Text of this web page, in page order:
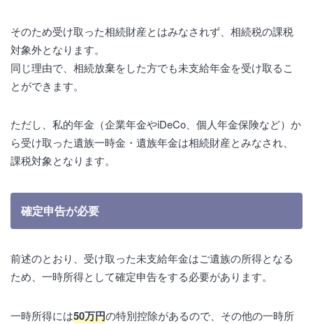
そのため受け取った相続財産とはみなされず、相続税の課税
対象外となります。
同じ理由で、相続放棄をした方でも未支給年金を受け取るこ
とができます。
ただし、私的年金（企業年金やiDeCo、個人年金保険など）か
ら受け取った遺族一時金・遺族年金は相続財産とみなされ、
課税対象となります。
確定申告が必要
前述のとおり、受け取った未支給年金はご遺族の所得となる
ため、一時所得として確定申告をする必要があります。
一時所得には50万円の特別控除があるので、その他の一時所